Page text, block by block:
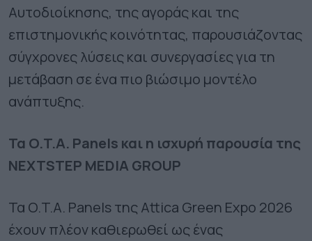
Αυτοδιοίκησης, της αγοράς και της
επιστημονικής κοινότητας, παρουσιάζοντας
σύγχρονες λύσεις και συνεργασίες για τη
μετάβαση σε ένα πιο βιώσιμο μοντέλο
ανάπτυξης.
Τα O.T.A. Panels και η ισχυρή παρουσία της
NEXTSTEP MEDIA GROUP
Τα O.T.A. Panels της Attica Green Expo 2026
έχουν πλέον καθιερωθεί ως ένας